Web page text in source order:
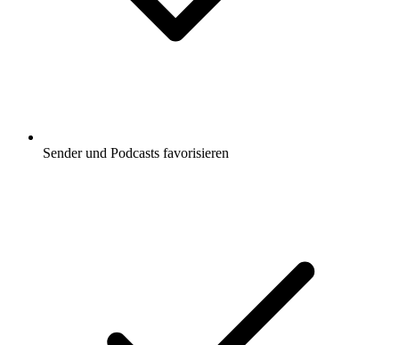
Sender und Podcasts favorisieren